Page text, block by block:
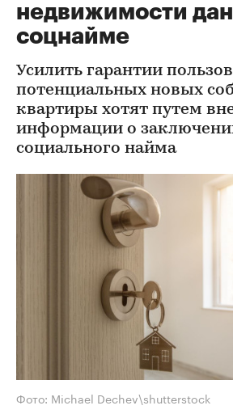
недвижимости
соцнайме
Усилить гарантии
потенциальных новых
квартиры хотят путем
информации о
социального найма
Фото: Michael Dechev\shutterstock